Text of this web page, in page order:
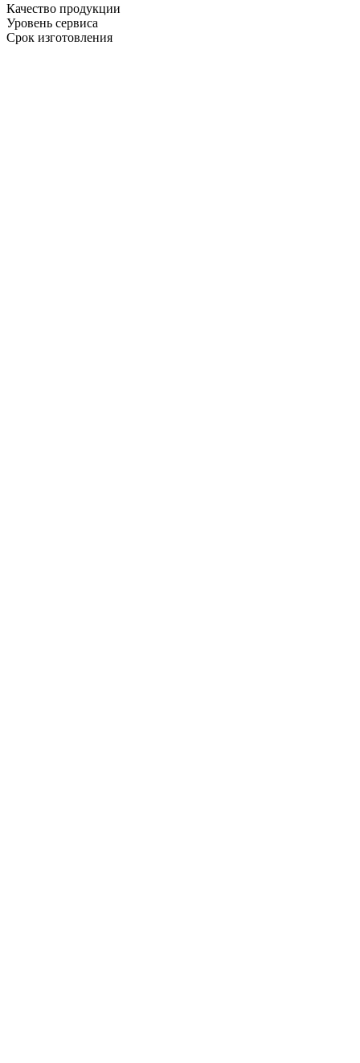
Качество продукции
Уровень сервиса
Срок изготовления